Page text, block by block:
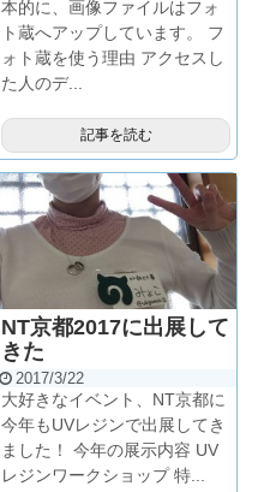
本的に、画像ファイルはフォ
ト蔵へアップしています。 フ
ォト蔵を使う理由 アクセスし
た人のデ...
記事を読む
NT京都2017に出展して
きた
2017/3/22
大好きなイベント、NT京都に
今年もUVレジンで出展してき
ました！ 今年の展示内容 UV
レジンワークショップ 特...